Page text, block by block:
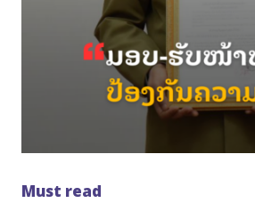
Must read